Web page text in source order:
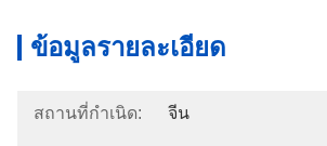
ข้อมูลรายละเอียด
สถานที่กำเนิด: จีน